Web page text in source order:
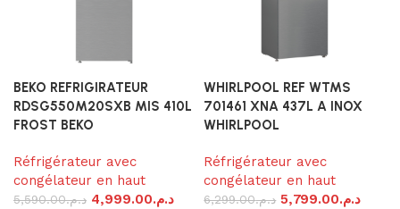
BEKO REFRIGIRATEUR
RDSG550M20SXB MIS 410L
FROST BEKO
Réfrigérateur avec
congélateur en haut
د.م.5,590.00 د.م.4,999.00
WHIRLPOOL REF WTMS
701461 XNA 437L A INOX
WHIRLPOOL
Réfrigérateur avec
congélateur en haut
د.م.6,299.00 د.م.5,799.00